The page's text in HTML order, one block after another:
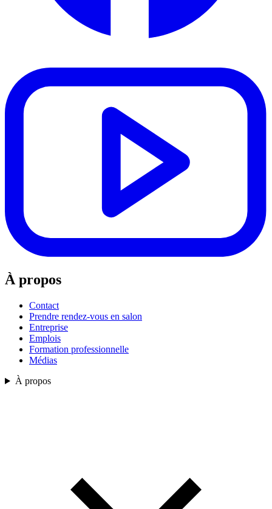
À propos
Contact
Prendre rendez-vous en salon
Entreprise
Emplois
Formation professionnelle
Médias
À propos